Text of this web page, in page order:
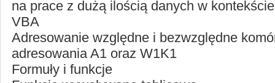
na prace z dużą ilością danych w
VBA
Adresowanie względne i bezwzględne
adresowania A1 oraz W1K1
Formuły i funkcje